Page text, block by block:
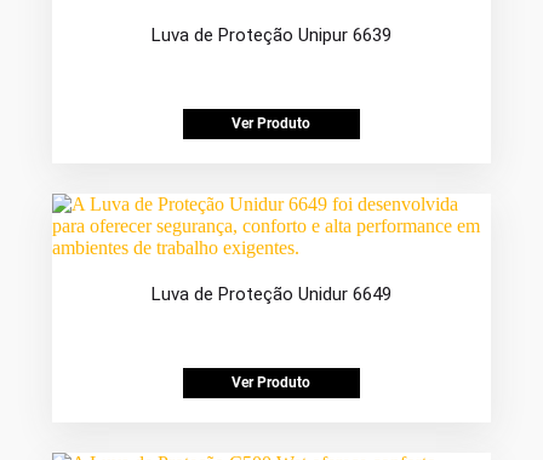
Luva de Proteção Unipur 6639
Ver Produto
Luva de Proteção Unidur 6649
Ver Produto